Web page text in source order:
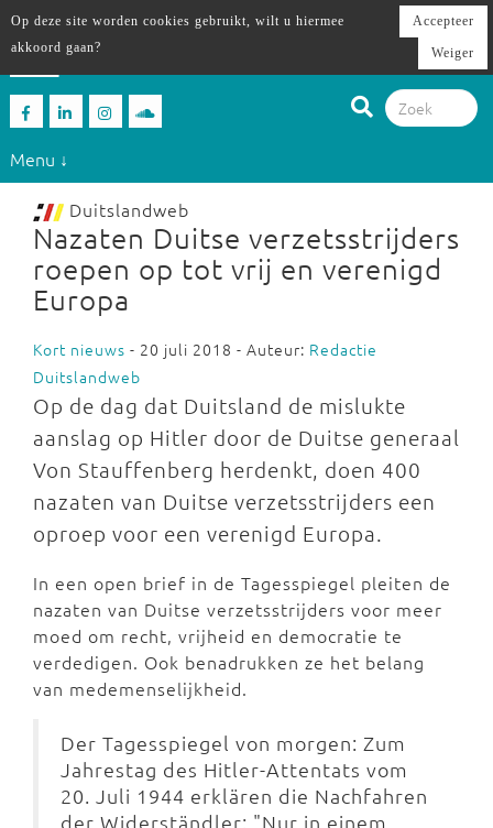
Menu ↓
Duitslandweb
Nazaten Duitse verzetsstrijders
roepen op tot vrij en verenigd
Europa
Kort nieuws - 20 juli 2018 - Auteur: Redactie
Duitslandweb
Op de dag dat Duitsland de mislukte
aanslag op Hitler door de Duitse generaal
Von Stauffenberg herdenkt, doen 400
nazaten van Duitse verzetsstrijders een
oproep voor een verenigd Europa.
In een open brief in de Tagesspiegel pleiten de
nazaten van Duitse verzetsstrijders voor meer
moed om recht, vrijheid en democratie te
verdedigen. Ook benadrukken ze het belang
van medemenselijkheid.
Der Tagesspiegel von morgen: Zum
Jahrestag des Hitler-Attentats vom
20. Juli 1944 erklären die Nachfahren
der Widerständler: "Nur in einem
Op deze site worden cookies gebruikt, wilt u hiermee
akkoord gaan?
Accepteer
Weiger